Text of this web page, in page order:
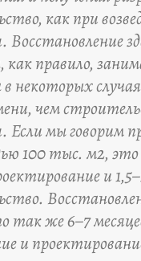
как при
Восстановление
как правило,
некоторых
чем
Если мы говорим
100 тыс. м2, это
и
так же 6–7
и